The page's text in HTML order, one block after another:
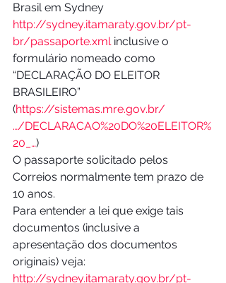
Brasil em Sydney
http://sydney.itamaraty.gov.br/pt-
br/passaporte.xml inclusive o
formulário nomeado como
“DECLARAÇÃO DO ELEITOR
BRASILEIRO”
(https://sistemas.mre.gov.br/
…/DECLARACAO%20DO%20ELEITOR%
20_…)
O passaporte solicitado pelos
Correios normalmente tem prazo de
10 anos.
Para entender a lei que exige tais
documentos (inclusive a
apresentação dos documentos
originais) veja:
http://sydney.itamaraty.gov.br/pt-